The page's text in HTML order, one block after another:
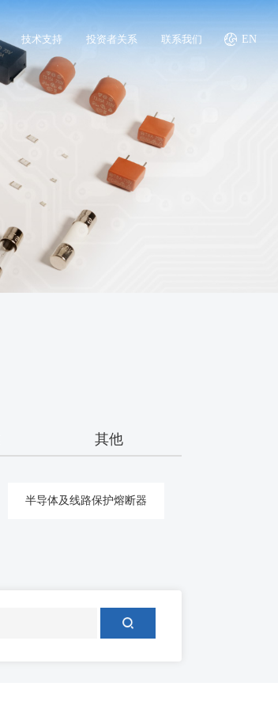
EN
技术支持 投资者关系 联系我们
其他
半导体及线路保护熔断器